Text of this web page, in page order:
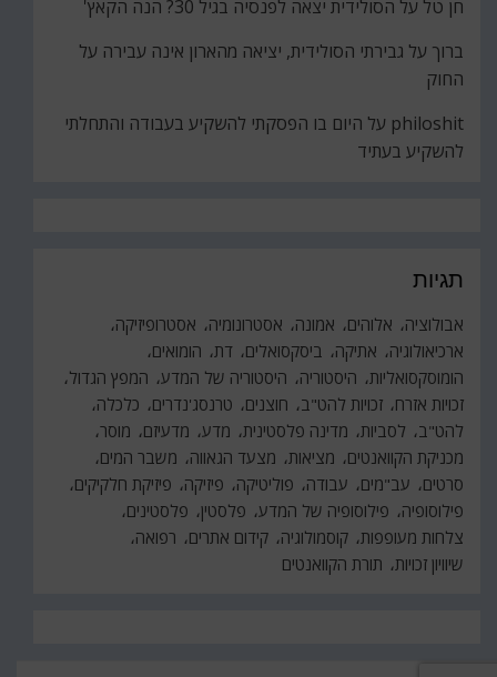
חן טל על הסולידית יצאה לפנסיה בגיל 30? הנה הקאץ'
ברוך על גבירתי הסולידית, יציאה מהארון אינה עבירה על
החוק
philoshit על היום בו הפסקתי להשקיע בעבודה והתחלתי
להשקיע בעתיד
תגיות
אבולוציה אלוהים אמונה אסטרונומיה
אסטרופיזיקה
ארכיאולוגיה
אתיקה ביסקסואלים דת הומואים
הומוסקסואליות היסטוריה היסטוריה של המדע המפץ הגדול
זכויות אזרח זכויות להט"ב חוצנים טרנסג'נדרים
כלכלה
להט"ב
לסביות מדינה פלסטינית מדע מדעיזם
מוסר
מכניקת הקוואנטים
מציאות מצעד הגאווה
משבר המים
סרטים
עב"מים עבודה פוליטיקה פיזיקה
פיזיקת חלקיקים
פילוסופיה
פילוסופיה של המדע פלסטין פלסטינים
צלחות מעופפות קוסמולוגיה קידום אתרים
רפואה
שיוויון זכויות תורת הקוואנטים